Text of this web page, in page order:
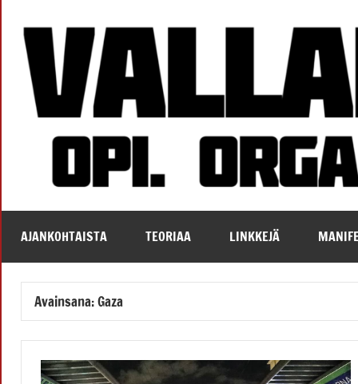
content
Vallankumous
AJANKOHTAISTA TEORIAA LINKKEJÄ
Avainsana:Gaza